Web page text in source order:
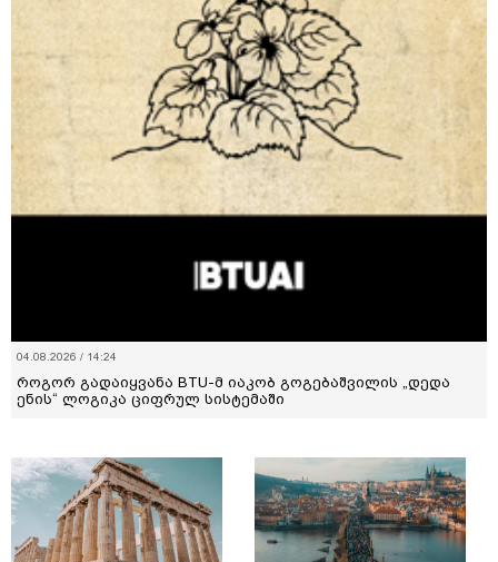
04.08.2026 / 14:24
როგორ გადაიყვანა BTU-მ იაკობ გოგებაშვილის „დედა
ენის“ ლოგიკა ციფრულ სისტემაში